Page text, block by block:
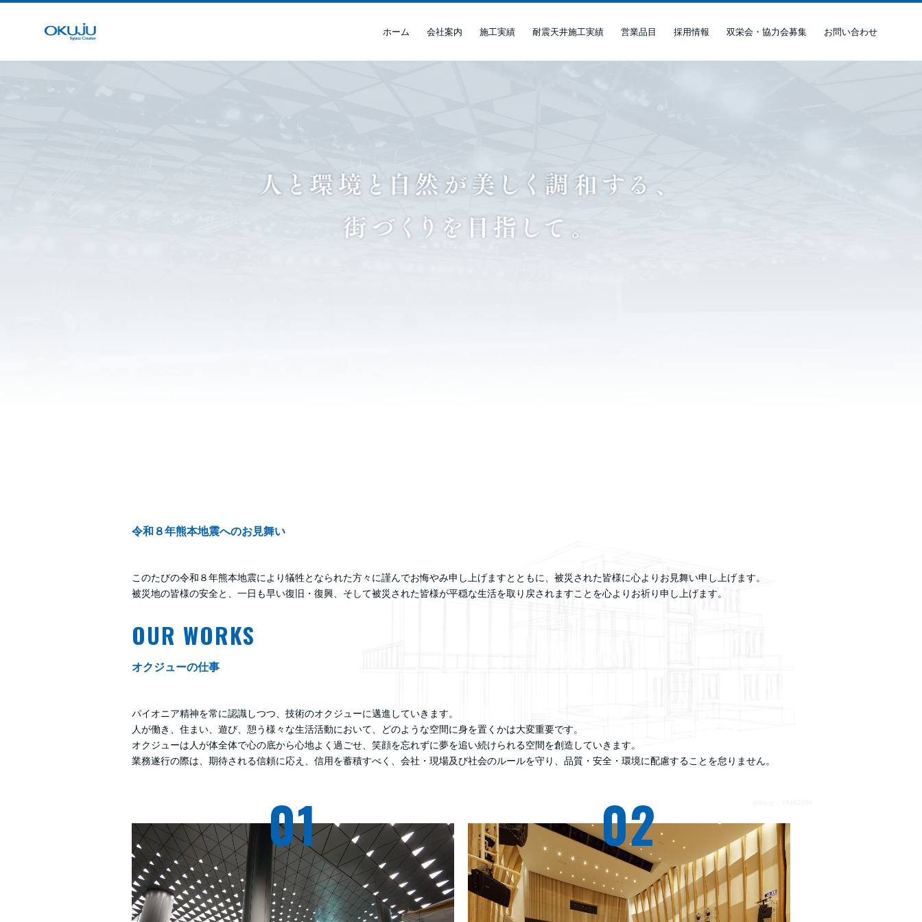
ホーム 会社案内 施工実績 耐震天井施工実績 営業品目 採用情報 双栄会・協力会募集 お問い合わせ
令和８年熊本地震へのお見舞い
このたびの令和８年熊本地震により犠牲となられた方々に謹んでお悔やみ申し上げますとともに、被災された皆様に心よりお見舞い申し上げます。
被災地の皆様の安全と、一日も早い復旧・復興、そして被災された皆様が平穏な生活を取り戻されますことを心よりお祈り申し上げます。
OUR WORKS
オクジューの仕事
パイオニア精神を常に認識しつつ、技術のオクジューに邁進していきます。
人が働き、住まい、遊び、憩う様々な生活活動において、どのような空間に身を置くかは大変重要です。
オクジューは人が体全体で心の底から心地よく過ごせ、笑顔を忘れずに夢を追い続けられる空間を創造していきます。
業務遂行の際は、期待される信頼に応え、信用を蓄積すべく、会社・現場及び社会のルールを守り、品質・安全・環境に配慮することを怠りません。
01 02